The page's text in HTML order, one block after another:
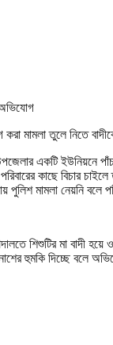
মামলা তুলে নিতে
একটি ইউনিয়নে
কাছে বিচার
পুলিশ মামলা নেয়নি বলে
শিশুটির মা বাদী
হুমকি দিচ্ছে বলে